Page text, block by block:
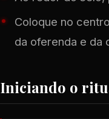
Coloque no
da oferenda e da
Iniciando o